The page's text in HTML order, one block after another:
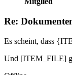
Re:
Es scheint, dass
Und [ITEM_FILE]